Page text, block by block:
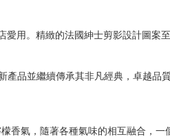
用。精緻的法國紳士剪影設計圖案
品並繼續傳承其非凡經典，卓越品質
香氣，隨著各種氣味的相互融合，